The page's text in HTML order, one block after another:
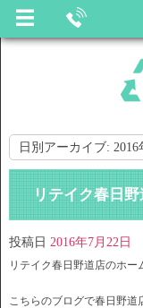
日別アーカイブ: 2016
リテイク春日
投稿日 2016年7月22日
リテイク春日野道店のホー
こちらのブログで春日野道